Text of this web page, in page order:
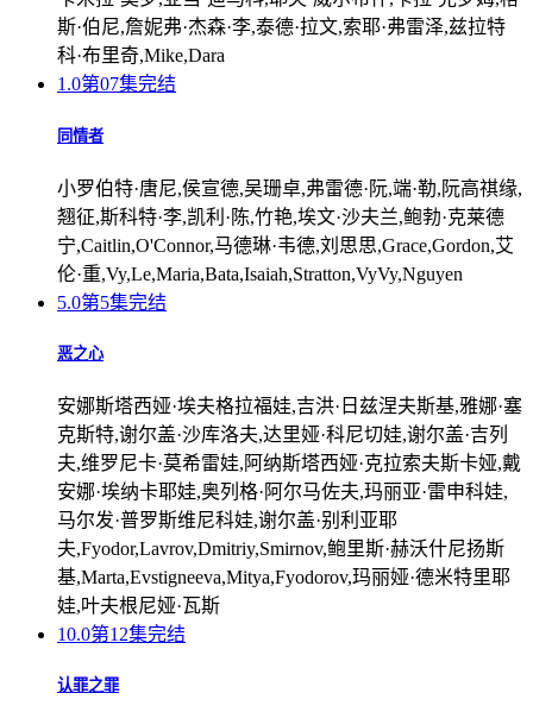
斯·伯尼,詹妮弗·杰森·李,泰德·拉文,索耶·弗雷泽,兹拉特
科·布里奇,Mike,Dara
1.0第07集完结
同情者
小罗伯特·唐尼,侯宣德,吴珊卓,弗雷德·阮,端·勒,阮高祺缘,
翘征,斯科特·李,凯利·陈,竹艳,埃文·沙夫兰,鲍勃·克莱德
宁,Caitlin,O'Connor,马德琳·韦德,刘思思,Grace,Gordon,艾
伦·重,Vy,Le,Maria,Bata,Isaiah,Stratton,VyVy,Nguyen
5.0第5集完结
恶之心
安娜斯塔西娅·埃夫格拉福娃,吉洪·日兹涅夫斯基,雅娜·塞
克斯特,谢尔盖·沙库洛夫,达里娅·科尼切娃,谢尔盖·吉列
夫,维罗尼卡·莫希雷娃,阿纳斯塔西娅·克拉索夫斯卡娅,戴
安娜·埃纳卡耶娃,奥列格·阿尔马佐夫,玛丽亚·雷申科娃,
马尔发·普罗斯维尼科娃,谢尔盖·别利亚耶
夫,Fyodor,Lavrov,Dmitriy,Smirnov,鲍里斯·赫沃什尼扬斯
基,Marta,Evstigneeva,Mitya,Fyodorov,玛丽娅·德米特里耶
娃,叶夫根尼娅·瓦斯
10.0第12集完结
认罪之罪